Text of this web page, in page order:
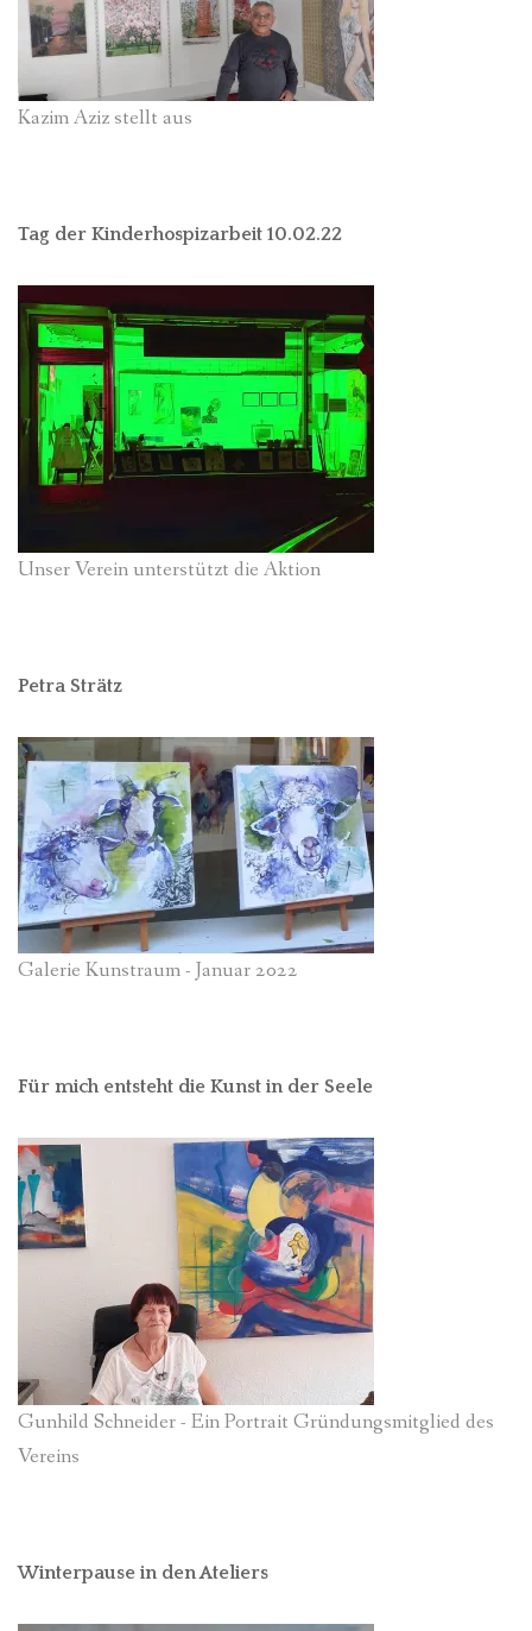
Kazim Aziz stellt aus
Tag der Kinderhospizarbeit 10.02.22
Unser Verein unterstützt die Aktion
Petra Strätz
Galerie Kunstraum - Januar 2022
Für mich entsteht die Kunst in der Seele
Gunhild Schneider - Ein Portrait Gründungsmitglied des
Vereins
Winterpause in den Ateliers